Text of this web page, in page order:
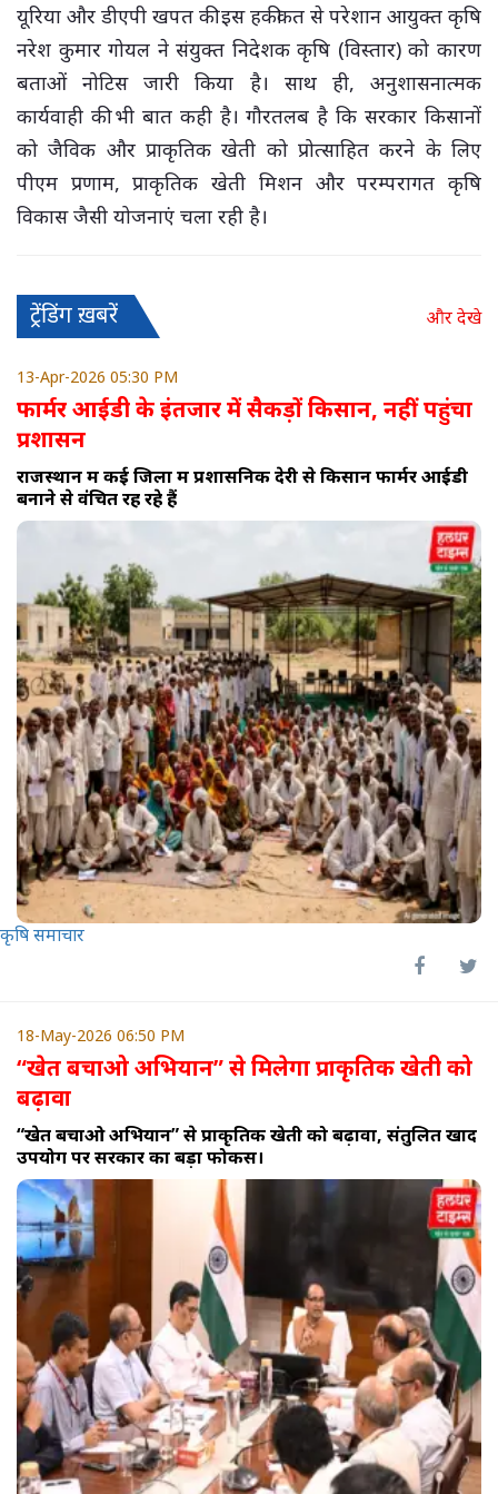
यूरिया और डीएपी खपत की इस हकीकत से परेशान आयुक्त कृषि
नरेश कुमार गोयल ने संयुक्त निदेशक कृषि (विस्तार) को कारण
बताओं नोटिस जारी किया है। साथ ही, अनुशासनात्मक
कार्यवाही की भी बात कही है। गौरतलब है कि सरकार किसानों
को जैविक और प्राकृतिक खेती को प्रोत्साहित करने के लिए
पीएम प्रणाम, प्राकृतिक खेती मिशन और परम्परागत कृषि
विकास जैसी योजनाएं चला रही है।
ट्रेंडिंग ख़बरें और देखे
13-Apr-2026 05:30 PM
फार्मर आईडी के इंतजार में सैकड़ों किसान, नहीं पहुंचा
प्रशासन
राजस्थान में कई जिलों में प्रशासनिक देरी से किसान फार्मर आईडी
बनाने से वंचित रह रहे हैं
कृषि समाचार
18-May-2026 06:50 PM
“खेत बचाओ अभियान” से मिलेगा प्राकृतिक खेती को
बढ़ावा
“खेत बचाओ अभियान” से प्राकृतिक खेती को बढ़ावा, संतुलित खाद
उपयोग पर सरकार का बड़ा फोकस।